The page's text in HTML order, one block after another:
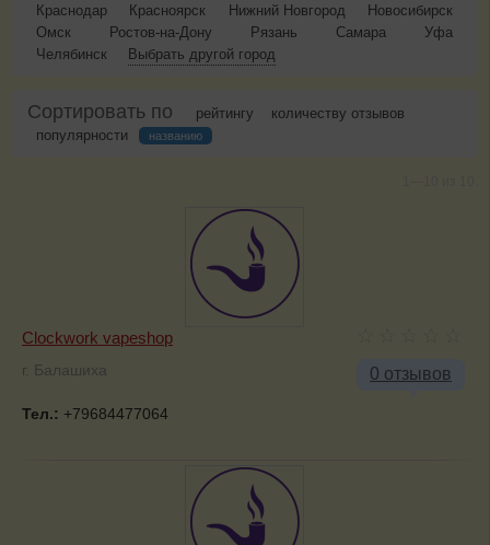
Краснодар
Красноярск Нижний Новгород
Новосибирск
Омск
Ростов-на-Дону Рязань Самара
Уфа
Челябинск
Выбрать другой город
Сортировать по рейтингу
количеству отзывов
популярности
названию
0 отзывов
Clockwork vapeshop
г. Балашиха
Тел.: +79684477064